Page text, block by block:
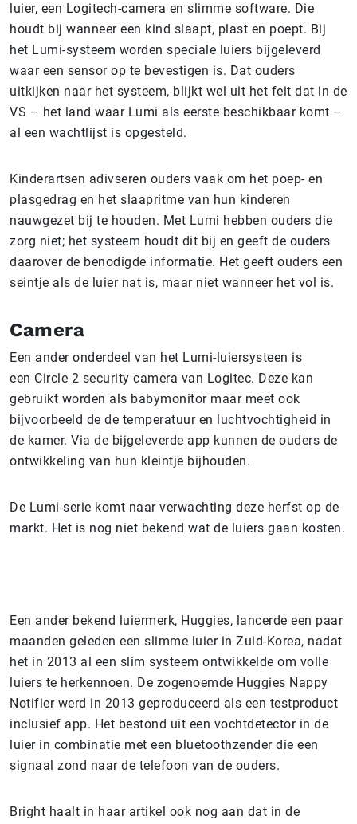
luier, een Logitech-camera en slimme software. Die
houdt bij wanneer een kind slaapt, plast en poept. Bij
het Lumi-systeem worden speciale luiers bijgeleverd
waar een sensor op te bevestigen is. Dat ouders
uitkijken naar het systeem, blijkt wel uit het feit dat in de
VS – het land waar Lumi als eerste beschikbaar komt –
al een wachtlijst is opgesteld.
Kinderartsen adivseren ouders vaak om het poep- en
plasgedrag en het slaapritme van hun kinderen
nauwgezet bij te houden. Met Lumi hebben ouders die
zorg niet; het systeem houdt dit bij en geeft de ouders
daarover de benodigde informatie. Het geeft ouders een
seintje als de luier nat is, maar niet wanneer het vol is.
Camera
Een ander onderdeel van het Lumi-luiersysteen is
een Circle 2 security camera van Logitec. Deze kan
gebruikt worden als babymonitor maar meet ook
bijvoorbeeld de de temperatuur en luchtvochtigheid in
de kamer. Via de bijgeleverde app kunnen de ouders de
ontwikkeling van hun kleintje bijhouden.
De Lumi-serie komt naar verwachting deze herfst op de
markt. Het is nog niet bekend wat de luiers gaan kosten.
Een ander bekend luiermerk, Huggies, lancerde een paar
maanden geleden een slimme luier in Zuid-Korea, nadat
het in 2013 al een slim systeem ontwikkelde om volle
luiers te herkennoen. De zogenoemde Huggies Nappy
Notifier werd in 2013 geproduceerd als een testproduct
inclusief app. Het bestond uit een vochtdetector in de
luier in combinatie met een bluetoothzender die een
signaal zond naar de telefoon van de ouders.
Bright haalt in haar artikel ook nog aan dat in de